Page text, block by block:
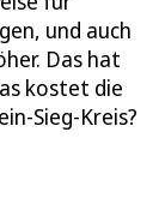
und auch
Das hat
kostet die
Sieg-Kreis?